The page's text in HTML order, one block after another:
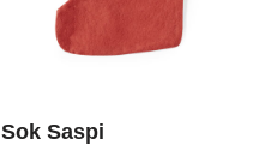
Sok Saspi